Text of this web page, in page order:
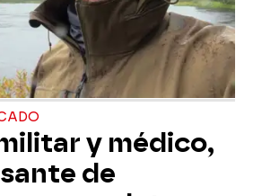
y médico,
de